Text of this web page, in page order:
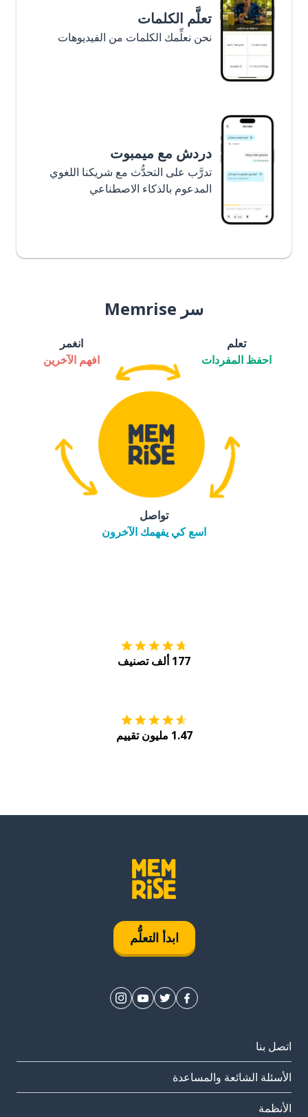
تعلَّم الكلمات
نحن نعلِّمك الكلمات من الفيديوهات
دردش مع ميمبوت
تدرَّب على التحدُّث مع شريكنا اللغوي
المدعوم بالذكاء الاصطناعي
سر Memrise
تعلم
احفظ المفردات
انغمر
افهم الآخرين
تواصل
اسع كي يفهمك الآخرون
177 ألف تصنيف
1.47 مليون تقييم
ابدأ التعلُّم
اتصل بنا
الأسئلة الشائعة والمساعدة
الأنظمة